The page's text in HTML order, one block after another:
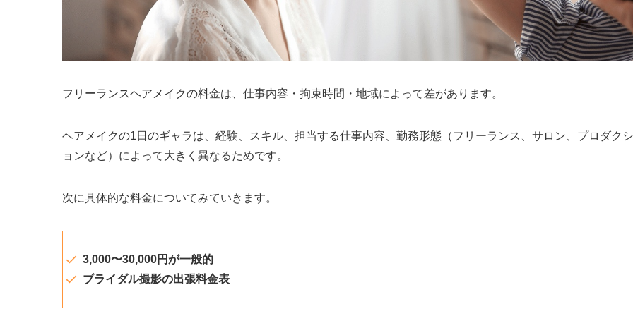
フリーランスヘアメイクの料金は、仕事内容・拘束時間・地域によって差があります。
ヘアメイクの1日のギャラは、経験、スキル、担当する仕事内容、勤務形態（フリーランス、サロン、プロダクシ
ョンなど）によって大きく異なるためです。
次に具体的な料金についてみていきます。
3,000〜30,000円が一般的
ブライダル撮影の出張料金表